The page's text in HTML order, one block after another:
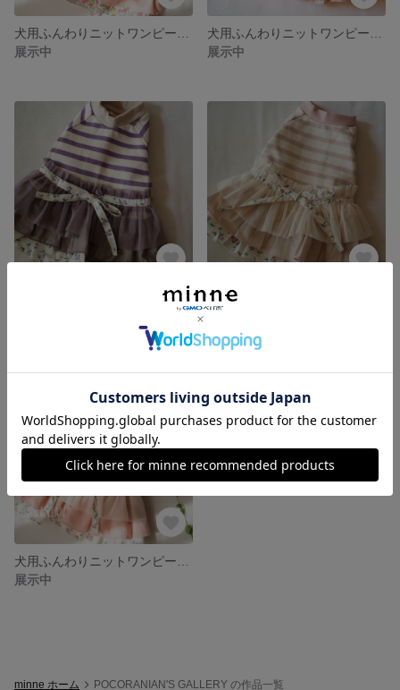
展示中
展示中
犬用ふんわりニットワンピース リバティ
展示中
minne ホーム POCORANIAN'S GALLERY の作品一覧